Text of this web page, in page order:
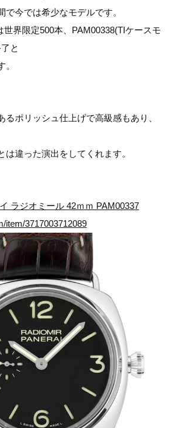
で今では希少なモデルです。
世界限定500本、PAM00338(TIケースモ
と
るポリッシュ仕上げで高級感もあり、
は違った演出をしてくれます。
ラジオミール 42ｍｍ PAM00337
item/3717003712089